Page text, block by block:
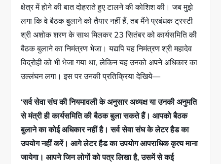
क्षेत्र में होने की बात दोहराते हुए टालने की कोशिश की। जब मुझे
लगा कि वे बैठक बुलाने को तैयार नहीं हैं, तब मैंने प्रबंधक ट्रस्टी
श्री अशोक शरण के साथ मिलकर 23 सितंबर को कार्यसमिति की
बैठक बुलाने का निमंत्रण भेजा। यद्यपि यह निमंत्रण श्री महादेव
विद्रोही को भी भेजा गया था, लेकिन यह उनको अपने अधिकार का
उल्लंघन लगा। इस पर उनकी प्रतिक्रिया देखिये—
‘सर्व सेवा संघ की नियमावली के अनुसार अध्यक्ष या उनकी अनुमति
से मंत्री ही कार्यसमिति की बैठक बुला सकते हैं। आपको बैठक
बुलाने का कोई अधिकार नहीं है। सर्व सेवा संघ के लेटर हैड का
उपयोग नहीं करें। आगे लेटर हैड का उपयोग आपराधिक कृत्य माना
जायेगा। आपने जिन लोगों को पत्र लिखा है, उसमें से कई